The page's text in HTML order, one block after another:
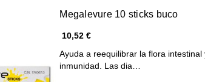
Megalevure 10 sticks buco
10,52 €
Ayuda a reequilibrar la flora
inmunidad. Las dia…